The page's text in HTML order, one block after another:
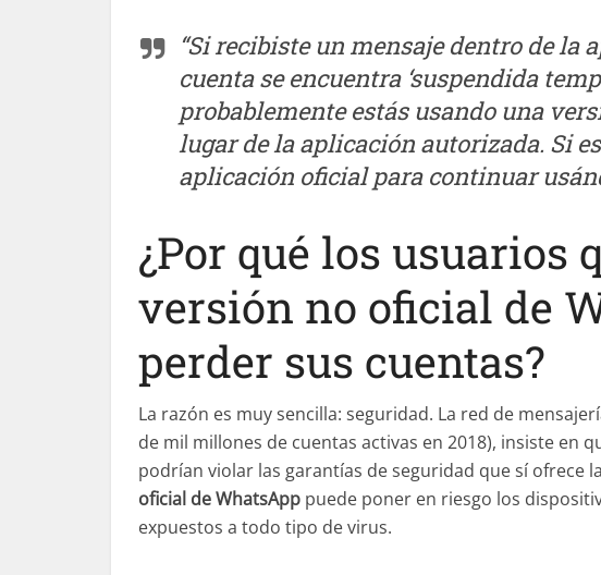
“Si recibiste un mensaje dentro de
cuenta se encuentra ‘suspendida
probablemente estás usando una
lugar de la aplicación autorizada. Si
aplicación oficial para continuar
¿Por qué los usuarios
versión no oficial de
perder sus cuentas?
La razón es muy sencilla: seguridad. La red de
de mil millones de cuentas activas en 2018), insiste en
podrían violar las garantías de seguridad que sí ofrece
oficial de WhatsApp puede poner en riesgo los
expuestos a todo tipo de virus.